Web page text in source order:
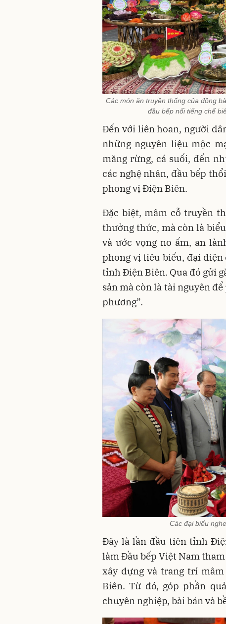
Các món ăn truyền thống của đồng
đầu bếp nổi tiếng chế
Đến với liên hoan, người
những nguyên liệu mộc
măng rừng, cá suối, đến
các nghệ nhân, đầu bếp
phong vị Điện Biên.
Đặc biệt, mâm cỗ truyền
thưởng thức, mà còn là
và ước vọng no ấm, an
phong vị tiêu biểu, đại diện
tỉnh Điện Biên. Qua đó gửi
sản mà còn là tài nguyên
phương”.
Các đại biểu
Đây là lần đầu tiên tỉnh
làm Đầu bếp Việt Nam
xây dựng và trang trí
Biên. Từ đó, góp phần
chuyên nghiệp, bài bản và